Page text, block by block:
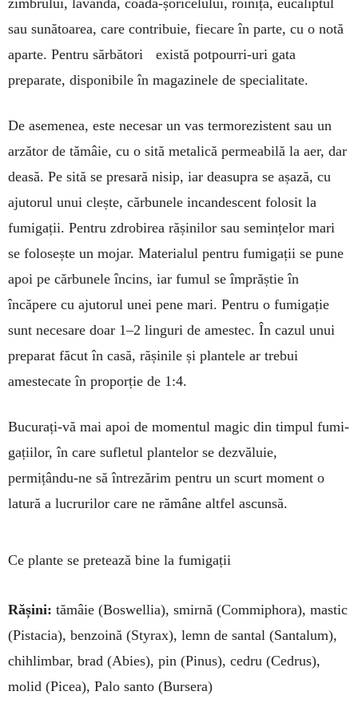
zimbrului, lavanda, coada-șori­ce­lu­lui, roinița, eucaliptul
sau sunătoarea, care con­tribuie, fiecare în parte, cu o notă
aparte. Pentru sărbători există potpourri-uri gata
preparate, dis­po­­nibile în magazinele de specialitate.
De asemenea, este necesar un vas termo­re­zistent sau un
arzător de tămâie, cu o sită metalică permeabilă la aer, dar
deasă. Pe sită se presară nisip, iar deasupra se așază, cu
ajutorul unui clește, cărbunele incandescent folosit la
fumigații. Pentru zdrobirea rășinilor sau semințelor mari
se folosește un mojar. Materialul pentru fumi­ga­ții se pune
apoi pe cărbunele încins, iar fumul se împrăștie în
încăpere cu ajutorul unei pene mari. Pentru o fu­migație
sunt necesare doar 1–2 lin­guri de amestec. În cazul unui
pre­pa­rat făcut în casă, rășinile și plan­tele ar trebui
amestecate în proporție de 1:4.
Bucurați-vă mai apoi de mo­men­tul magic din timpul fumi­
ga­țiilor, în care sufletul plantelor se dezvăluie,
permițându-ne să întrezărim pentru un scurt moment o
latură a lucru­rilor care ne rămâne altfel ascunsă.
Ce plante se pretează bine la fumigații
Rășini: tămâie (Boswellia), smir­nă (Commiphora), mastic
(Pistacia), benzoină (Styrax), lemn de santal (Santalum),
chihlimbar, brad (Abies), pin (Pinus), cedru (Cedrus),
molid (Picea), Palo santo (Bursera)